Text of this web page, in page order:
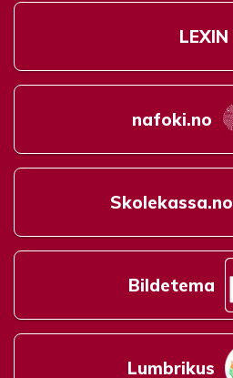
LEXIN
nafoki.no
Skolekassa.no
Bildetema
Lumbrikus